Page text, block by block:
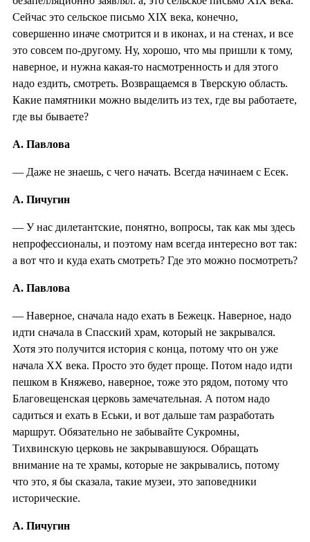
Сейчас это сельское письмо XIX века, конечно,
совершенно иначе смотрится и в иконах, и на стенах, и все
это совсем по-другому. Ну, хорошо, что мы пришли к тому,
наверное, и нужна какая-то насмотренность и для этого
надо ездить, смотреть. Возвращаемся в Тверскую область.
Какие памятники можно выделить из тех, где вы работаете,
где вы бываете?
А. Павлова
— Даже не знаешь, с чего начать. Всегда начинаем с Есек.
А. Пичугин
— У нас дилетантские, понятно, вопросы, так как мы здесь
непрофессионалы, и поэтому нам всегда интересно вот так:
а вот что и куда ехать смотреть? Где это можно посмотреть?
А. Павлова
— Наверное, сначала надо ехать в Бежецк. Наверное, надо
идти сначала в Спасский храм, который не закрывался.
Хотя это получится история с конца, потому что он уже
начала XX века. Просто это будет проще. Потом надо идти
пешком в Княжево, наверное, тоже это рядом, потому что
Благовещенская церковь замечательная. А потом надо
садиться и ехать в Еськи, и вот дальше там разработать
маршрут. Обязательно не забывайте Сукромны,
Тихвинскую церковь не закрывавшуюся. Обращать
внимание на те храмы, которые не закрывались, потому
что это, я бы сказала, такие музеи, это заповедники
исторические.
А. Пичугин